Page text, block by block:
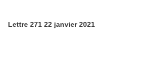
Lettre 271 22 janvier 2021